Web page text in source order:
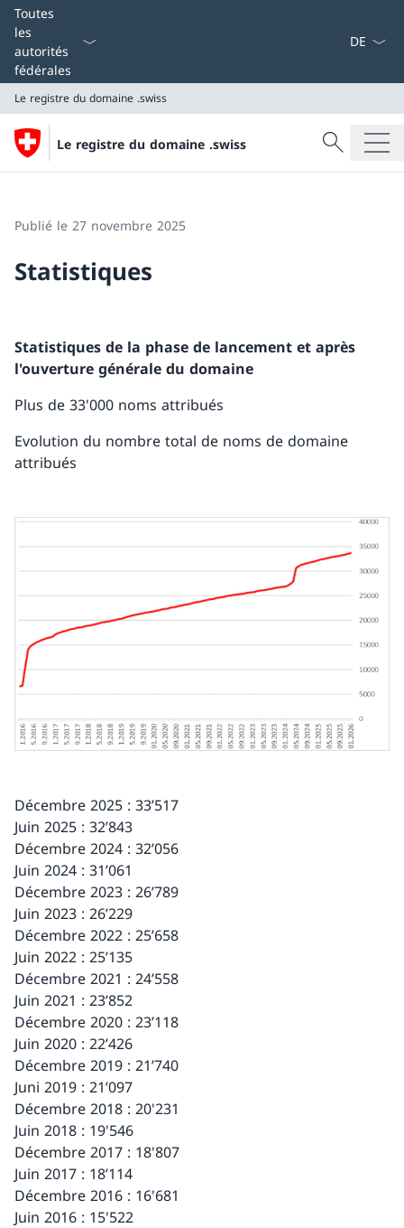
Toutes
les
autorités
fédérales
Le registre du domaine .swiss
Le registre du domaine .swiss
Recherche
Recherche
Publié le 27 novembre 2025
Statistiques
Statistiques de la phase de lancement et après
l'ouverture générale du domaine
Plus de 33'000 noms attribués
Evolution du nombre total de noms de domaine
attribués
Décembre 2025 : 33’517
Juin 2025 : 32’843
Décembre 2024 : 32’056
Juin 2024 : 31’061
Décembre 2023 : 26’789
Juin 2023 : 26’229
Décembre 2022 : 25’658
Juin 2022 : 25’135
Décembre 2021 : 24’558
Juin 2021 : 23’852
Décembre 2020 : 23’118
Juin 2020 : 22’426
Décembre 2019 : 21’740
Juni 2019 : 21’097
Décembre 2018 : 20'231
Juin 2018 : 19'546
Décembre 2017 : 18'807
Juin 2017 : 18’114
Décembre 2016 : 16'681
Juin 2016 : 15'522